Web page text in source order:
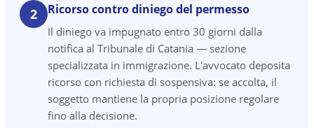
2 Ricorso contro diniego del permesso
Il diniego va impugnato entro 30 giorni dalla
notifica al Tribunale di Catania — sezione
specializzata in immigrazione. L'avvocato deposita
ricorso con richiesta di sospensiva: se accolta, il
soggetto mantiene la propria posizione regolare
fino alla decisione.